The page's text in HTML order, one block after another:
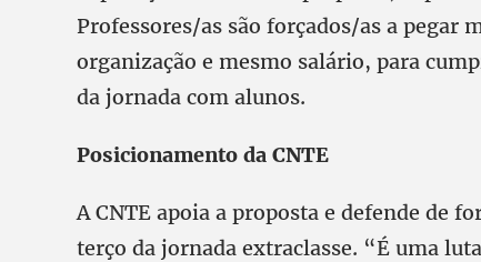
Professores/as são forçados/as a pegar
organização e mesmo salário, para
da jornada com alunos.
Posicionamento da CNTE
A CNTE apoia a proposta e defende de
terço da jornada extraclasse. “É uma